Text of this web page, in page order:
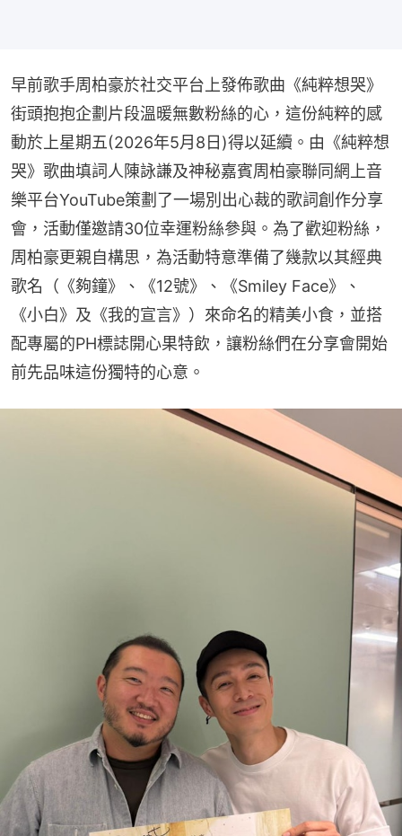
早前歌手周柏豪於社交平台上發佈歌曲《純粹想哭》
街頭抱抱企劃片段溫暖無數粉絲的心，這份純粹的感
動於上星期五(2026年5月8日)得以延續。由《純粹想
哭》歌曲填詞人陳詠謙及神秘嘉賓周柏豪聯同網上音
樂平台YouTube策劃了一場別出心裁的歌詞創作分享
會，活動僅邀請30位幸運粉絲參與。為了歡迎粉絲，
周柏豪更親自構思，為活動特意準備了幾款以其經典
歌名（《夠鐘》、《12號》、《Smiley Face》、
《小白》及《我的宣言》）來命名的精美小食，並搭
配專屬的PH標誌開心果特飲，讓粉絲們在分享會開始
前先品味這份獨特的心意。